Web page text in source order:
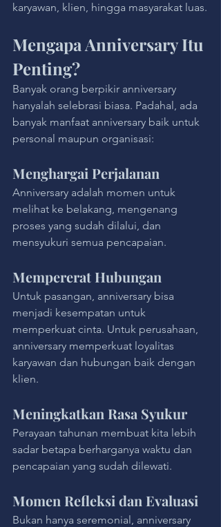
karyawan, klien, hingga masyarakat luas.
Mengapa Anniversary Itu
Penting?
Banyak orang berpikir anniversary
hanyalah selebrasi biasa. Padahal, ada
banyak manfaat anniversary baik untuk
personal maupun organisasi:
Menghargai Perjalanan
Anniversary adalah momen untuk
melihat ke belakang, mengenang
proses yang sudah dilalui, dan
mensyukuri semua pencapaian.
Mempererat Hubungan
Untuk pasangan, anniversary bisa
menjadi kesempatan untuk
memperkuat cinta. Untuk perusahaan,
anniversary memperkuat loyalitas
karyawan dan hubungan baik dengan
klien.
Meningkatkan Rasa Syukur
Perayaan tahunan membuat kita lebih
sadar betapa berharganya waktu dan
pencapaian yang sudah dilewati.
Momen Refleksi dan Evaluasi
Bukan hanya seremonial, anniversary